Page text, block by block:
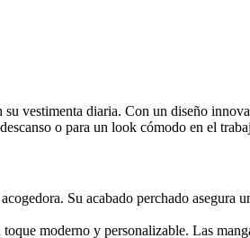
vestimenta diaria. Con un diseño
o para un look cómodo en el
Su acabado perchado asegura
moderno y personalizable. Las